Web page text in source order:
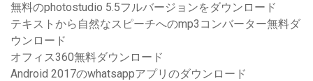
無料のphotostudio 5.5フルバージョンをダウンロード
テキストから自然なスピーチへのmp3コンバーター無料ダ
ウンロード
オフィス360無料ダウンロード
Android 2017のwhatsappアプリのダウンロード